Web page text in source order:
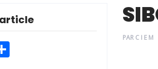
PAR C I E M